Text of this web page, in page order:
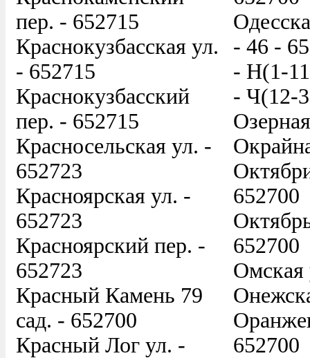
пер. - 652715
Краснокузбасская ул.
- 652715
Краснокузбасский
пер. - 652715
Красносельская ул. -
652723
Красноярская ул. -
652723
Красноярский пер. -
652723
Красный Камень 79
сад. - 652700
Красный Лог ул. -
- 46 -
- Н(1-
- Ч(12-
652700
652700
Омская
652700